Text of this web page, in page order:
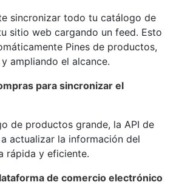
sincronizar todo tu catálogo de
sitio web cargando un feed. Esto
Pines de productos,
ampliando el alcance.
para sincronizar el
de productos grande, la API de
actualizar la información del
rápida y eficiente.
de comercio electrónico